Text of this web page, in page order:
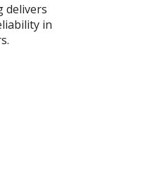
delivers
in